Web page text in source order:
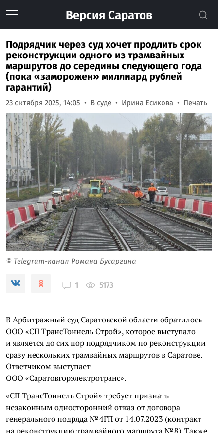
Версия Саратов
Подрядчик через суд хочет продлить срок
реконструкции одного из трамвайных
маршрутов до середины следующего года
(пока «заморожен» миллиард рублей
гарантий)
23 октября 2025, 14:05 В суде Ирина Есикова Печать
© Telegram-канал Романа Бусаргина
1 5173
В Арбитражный суд Саратовской области обратилось
ООО «СП ТрансТоннель Строй», которое выступало
и является до сих пор подрядчиком по реконструкции
сразу нескольких трамвайных маршрутов в Саратове.
Ответчиком выступает
ООО «Саратовгорэлектротранс».
«СП ТрансТоннель Строй» требует признать
незаконным односторонний отказ от договора
генерального подряда № 4ГП от 14.07.2023 (контракт
на реконструкцию трамвайного маршрута № 8). Также